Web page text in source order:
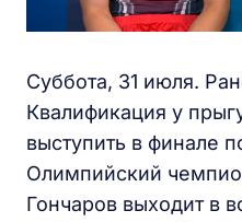
Суббота, 31 июля.
Квалификация у
выступить в финале
Олимпийский
Гончаров выходит в